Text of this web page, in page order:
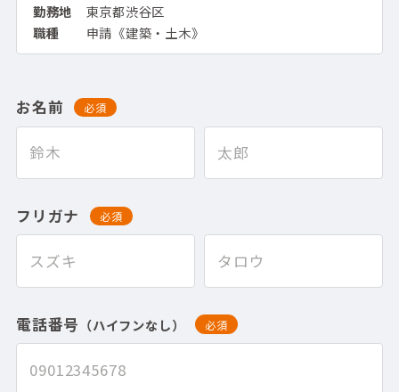
勤務地
東京都渋谷区
職種
申請《建築・土木》
お名前 必須
フリガナ 必須
電話番号 （ハイフンなし） 必須